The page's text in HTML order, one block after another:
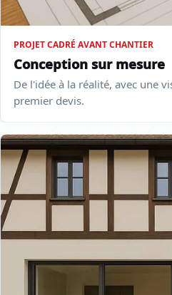
PROJET CADRÉ AVANT CHANTIER
Conception sur mesure
De l'idée à la réalité, avec une
premier devis.